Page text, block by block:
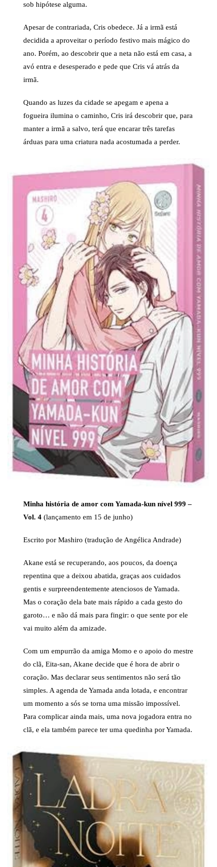
sob hipótese alguma.
Apesar de contrariada, Cris obedece. Já a irmã está
decidida a aproveitar o período festivo mais mágico do
ano. Porém, ao descobrir que a neta não está em casa, a
avó entra e desesperado e pede que Cris vá atrás da
irmã.
Quando as luzes da cidade se apegam e apena a
fogueira ilumina o caminho, Cris irá descobrir que, para
manter a irmã a salvo, terá que encarar três tarefas
árduas para uma criatura nada acostumada a perder.
Minha história de amor com Yamada-kun nível 999 –
Vol. 4 (lançamento em 15 de junho)
Escrito por Mashiro (tradução de Angélica Andrade)
Akane está se recuperando, aos poucos, da doença
repentina que a deixou abatida, graças aos cuidados
gentis e surpreendentemente atenciosos de Yamada.
Mas o coração dela bate mais rápido a cada gesto do
garoto… e não dá mais para fingir: o que sente por ele
vai muito além da amizade.
Com um empurrão da amiga Momo e o apoio do mestre
do clã, Eita-san, Akane decide que é hora de abrir o
coração. Mas declarar seus sentimentos não será tão
simples. A agenda de Yamada anda lotada, e encontrar
um momento a sós se torna uma missão impossível.
Para complicar ainda mais, uma nova jogadora entra no
clã, e ela também parece ter uma quedinha por Yamada.